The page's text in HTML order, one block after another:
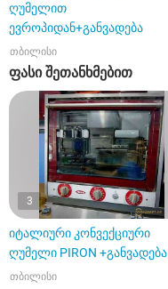
ღუმელით
ევროპიდან+განვადება
თბილისი
ფასი შეთანხმებით
3
იტალიური კონვექციური
ღუმელი PIRON +განვადება
თბილისი